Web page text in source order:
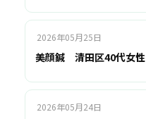
2026年05月25日
美顔鍼 清田区40代女性
2026年05月24日